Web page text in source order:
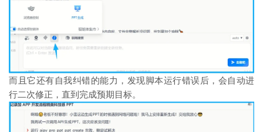
而且它还有自我纠错的能力，发现脚本运行错误后，会自动进
行二次修正，直到完成预期目标。